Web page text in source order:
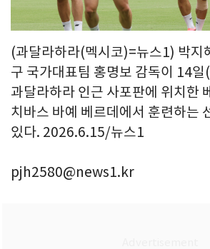
(과달라하라(멕시코)=뉴스1) 박지
구 국가대표팀 홍명보 감독이 14
과달라하라 인근 사포판에 위치한
치바스 바예 베르데에서 훈련하는
있다. 2026.6.15/뉴스1
pjh2580@news1.kr